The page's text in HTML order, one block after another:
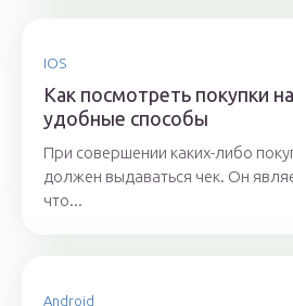
IOS
Как посмотреть покупки
удобные способы
При совершении каких-либо
должен выдаваться чек. Он
что...
Android